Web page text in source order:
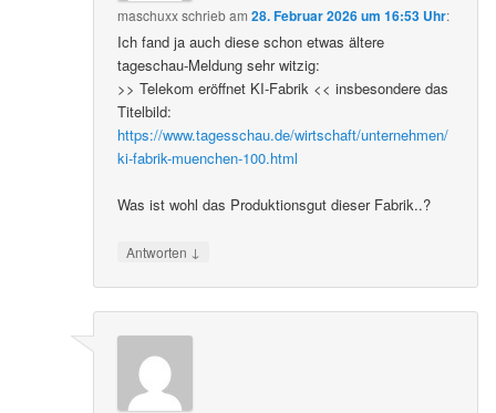
maschuxxschriebam28. Februar 2026 um 16:53 Uhr:
Ich fand ja auch diese schon etwas ältere
tageschau-Meldung sehr witzig:
>> Telekom eröffnet KI-Fabrik << insbesondere das
Titelbild:
https://www.tagesschau.de/wirtschaft/unternehmen/
ki-fabrik-muenchen-100.html
Was ist wohl das Produktionsgut dieser Fabrik..?
Antworten ↓